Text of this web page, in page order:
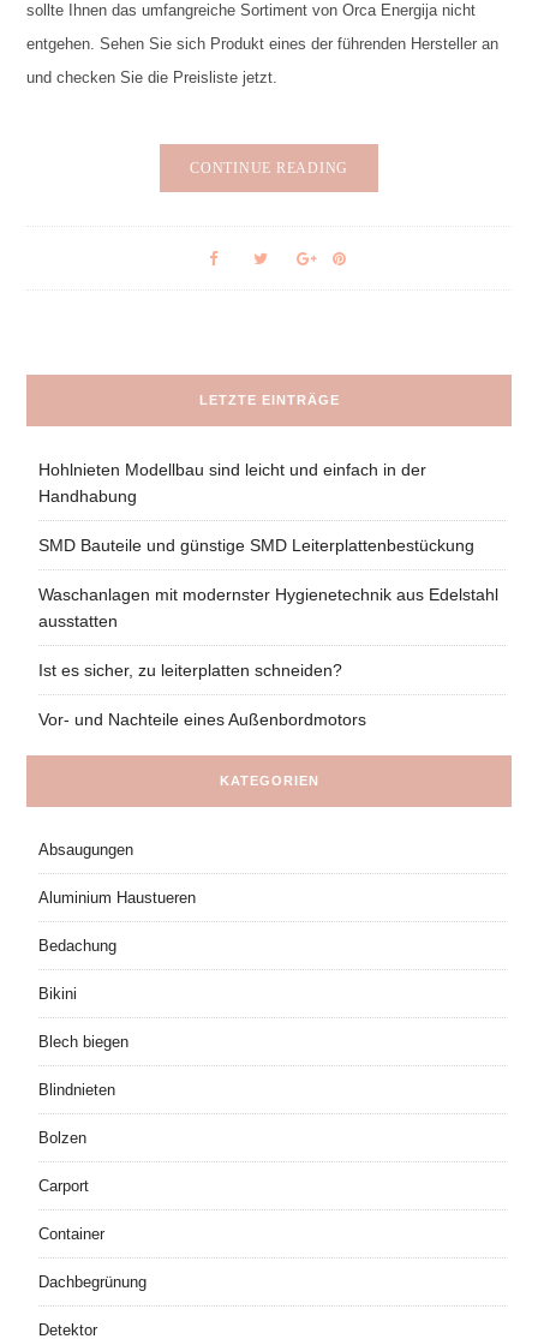
sollte Ihnen das umfangreiche Sortiment von Orca Energija nicht
entgehen. Sehen Sie sich Produkt eines der führenden Hersteller an
und checken Sie die Preisliste jetzt.
CONTINUE READING
LETZTE EINTRÄGE
Hohlnieten Modellbau sind leicht und einfach in der
Handhabung
SMD Bauteile und günstige SMD Leiterplattenbestückung
Waschanlagen mit modernster Hygienetechnik aus Edelstahl
ausstatten
Ist es sicher, zu leiterplatten schneiden?
Vor- und Nachteile eines Außenbordmotors
KATEGORIEN
Absaugungen
Aluminium Haustueren
Bedachung
Bikini
Blech biegen
Blindnieten
Bolzen
Carport
Container
Dachbegrünung
Detektor